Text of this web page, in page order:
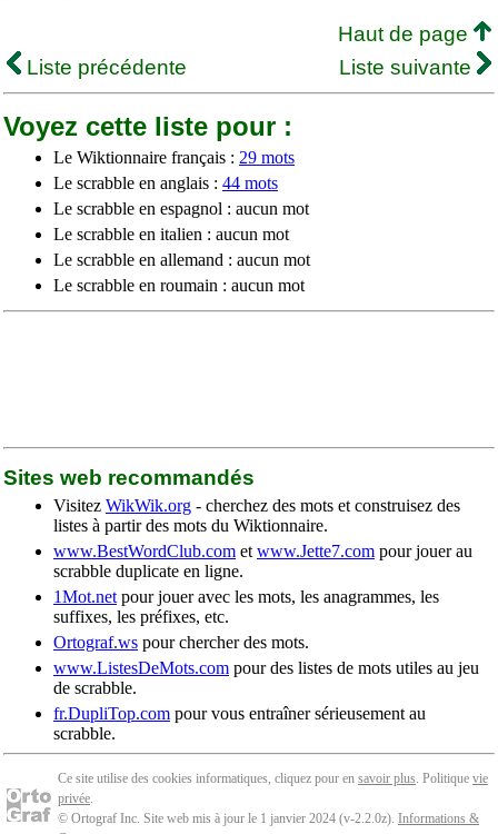
Haut de page
Liste précédente
Liste suivante
Voyez cette liste pour :
Le Wiktionnaire français : 29 mots
Le scrabble en anglais : 44 mots
Le scrabble en espagnol : aucun mot
Le scrabble en italien : aucun mot
Le scrabble en allemand : aucun mot
Le scrabble en roumain : aucun mot
Sites web recommandés
Visitez WikWik.org - cherchez des mots et construisez des
listes à partir des mots du Wiktionnaire.
www.BestWordClub.com et www.Jette7.com pour jouer au
scrabble duplicate en ligne.
1Mot.net pour jouer avec les mots, les anagrammes, les
suffixes, les préfixes, etc.
Ortograf.ws pour chercher des mots.
www.ListesDeMots.com pour des listes de mots utiles au jeu
de scrabble.
fr.DupliTop.com pour vous entraîner sérieusement au
scrabble.
Ce site utilise des cookies informatiques, cliquez pour en savoir plus. Politique vie
privée.
© Ortograf Inc. Site web mis à jour le 1 janvier 2024 (v-2.2.0z). Informations &